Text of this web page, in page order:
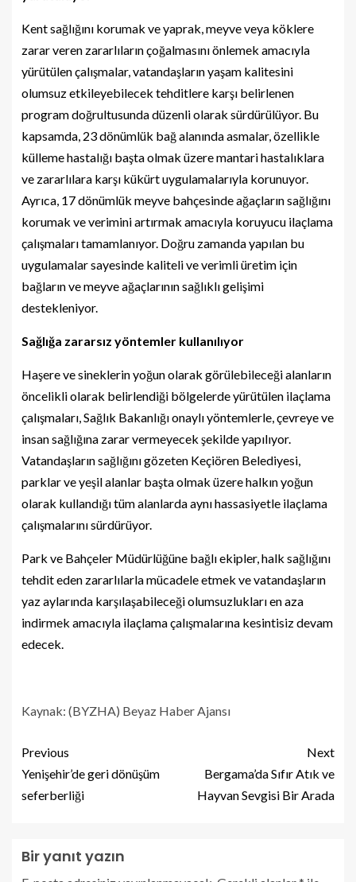
Kent sağlığını korumak ve yaprak, meyve veya köklere
zarar veren zararlıların çoğalmasını önlemek amacıyla
yürütülen çalışmalar, vatandaşların yaşam kalitesini
olumsuz etkileyebilecek tehditlere karşı belirlenen
program doğrultusunda düzenli olarak sürdürülüyor. Bu
kapsamda, 23 dönümlük bağ alanında asmalar, özellikle
külleme hastalığı başta olmak üzere mantari hastalıklara
ve zararlılara karşı kükürt uygulamalarıyla korunuyor.
Ayrıca, 17 dönümlük meyve bahçesinde ağaçların sağlığını
korumak ve verimini artırmak amacıyla koruyucu ilaçlama
çalışmaları tamamlanıyor. Doğru zamanda yapılan bu
uygulamalar sayesinde kaliteli ve verimli üretim için
bağların ve meyve ağaçlarının sağlıklı gelişimi
destekleniyor.
Sağlığa zararsız yöntemler kullanılıyor
Haşere ve sineklerin yoğun olarak görülebileceği alanların
öncelikli olarak belirlendiği bölgelerde yürütülen ilaçlama
çalışmaları, Sağlık Bakanlığı onaylı yöntemlerle, çevreye ve
insan sağlığına zarar vermeyecek şekilde yapılıyor.
Vatandaşların sağlığını gözeten Keçiören Belediyesi,
parklar ve yeşil alanlar başta olmak üzere halkın yoğun
olarak kullandığı tüm alanlarda aynı hassasiyetle ilaçlama
çalışmalarını sürdürüyor.
Park ve Bahçeler Müdürlüğüne bağlı ekipler, halk sağlığını
tehdit eden zararlılarla mücadele etmek ve vatandaşların
yaz aylarında karşılaşabileceği olumsuzlukları en aza
indirmek amacıyla ilaçlama çalışmalarına kesintisiz devam
edecek.
Kaynak: (BYZHA) Beyaz Haber Ajansı
Previous
Yenişehir’de geri dönüşüm
seferberliği
Next
Bergama’da Sıfır Atık ve
Hayvan Sevgisi Bir Arada
Bir yanıt yazın